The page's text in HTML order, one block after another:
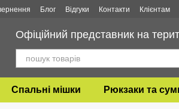
Блог Відгуки Контакти Клієнтам
Офіційний представник на
Спальні мішки Рюкзаки та